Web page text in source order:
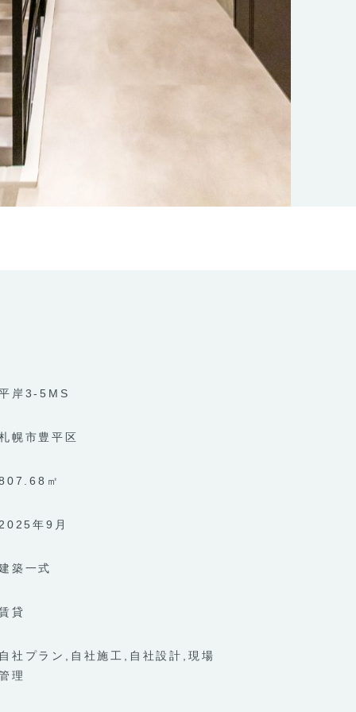
岸3-5MS
幌市豊平区
㎡
年9月
築一式
貸
社プラン 自社施工 自社設計
現場
理